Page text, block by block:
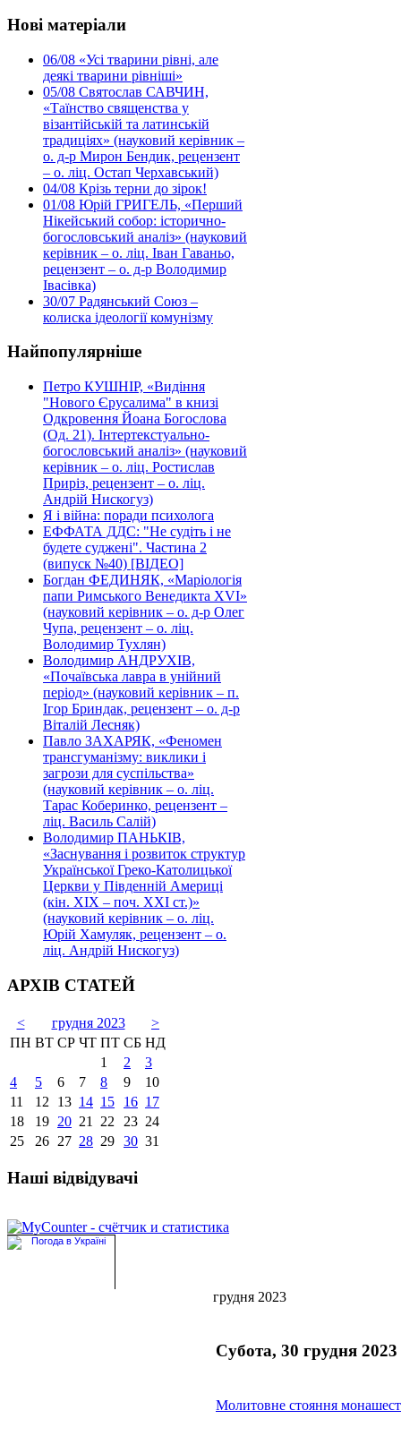
Нові матеріали
06/08 «Усі тварини рівні, але
деякі тварини рівніші»
05/08 Святослав САВЧИН,
«Таїнство священства у
візантійській та латинській
традиціях» (науковий керівник –
о. д-р Мирон Бендик, рецензент
– о. ліц. Остап Черхавський)
04/08 Крізь терни до зірок!
01/08 Юрій ГРИГЕЛЬ, «Перший
Нікейський собор: історично-
богословський аналіз» (науковий
керівник – о. ліц. Іван Гаваньо,
рецензент – о. д-р Володимир
Івасівка)
30/07 Радянський Союз –
колиска ідеології комунізму
Найпопулярніше
Петро КУШНІР, «Видіння
"Нового Єрусалима" в книзі
Одкровення Йоана Богослова
(Од. 21). Інтертекстуально-
богословський аналіз» (науковий
керівник – о. ліц. Ростислав
Приріз, рецензент – о. ліц.
Андрій Нискогуз)
Я і війна: поради психолога
ЕФФАТА ДДС: "Не судіть і не
будете суджені". Частина 2
(випуск №40) [ВІДЕО]
Богдан ФЕДИНЯК, «Маріологія
папи Римського Венедикта XVI»
(науковий керівник – о. д-р Олег
Чупа, рецензент – о. ліц.
Володимир Тухлян)
Володимир АНДРУХІВ,
«Почаївська лавра в унійний
період» (науковий керівник – п.
Ігор Бриндак, рецензент – о. д-р
Віталій Лесняк)
Павло ЗАХАРЯК, «Феномен
трансгуманізму: виклики і
загрози для суспільства»
(науковий керівник – о. ліц.
Тарас Коберинко, рецензент –
ліц. Василь Салій)
Володимир ПАНЬКІВ,
«Заснування і розвиток структур
Української Греко-Католицької
Церкви у Південній Америці
(кін. ХІХ – поч. ХХІ ст.)»
(науковий керівник – о. ліц.
Юрій Хамуляк, рецензент – о.
ліц. Андрій Нискогуз)
АРХІВ СТАТЕЙ
< грудня 2023
>
ПН ВТ СР ЧТ ПТ СБ НД
1
2
3
4
5 6 7 8 9
10
11
12 13 14 15 16 17
18
19 20 21 22 23 24
25
26 27 28 29 30 31
Наші відвідувачі
грудня 2023
Субота, 30 грудня 2023
Молитовне стояння